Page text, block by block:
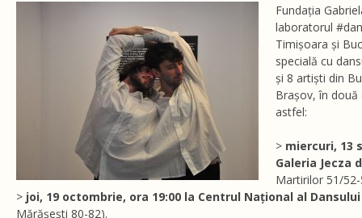
Fundația
laboratorul
Timișoara și
specială cu
și 8 artiști din
Brașov, în
astfel:
> miercuri, 13
Galeria Jecza
Martirilor 51/
> joi, 19 octombrie, ora 19:00 la Centrul Național al
Mărășești 80-82).